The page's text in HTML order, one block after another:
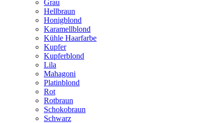
Grau
Hellbraun
Honigblond
Karamellblond
Kühle Haarfarbe
Kupfer
Kupferblond
Lila
Mahagoni
Platinblond
Rot
Rotbraun
Schokobraun
Schwarz